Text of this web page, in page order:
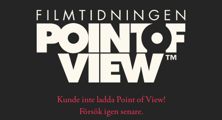
Kunde inte ladda Point of View!
Försök igen senare.